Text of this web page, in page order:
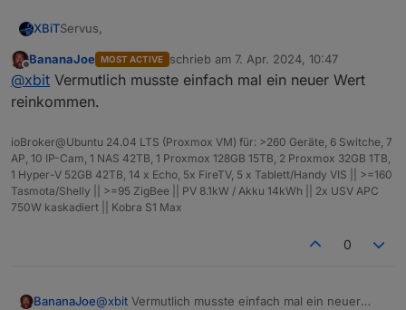
XBiTServus,
die Nacht habe ich einen Fehler bei einen Wert:
Nach neustart vom Adapter kommt folgende Meldung:
sourceanalytix.0
2024-04-07 09:48:25.348	error	Initialization of
2024-04-07 09:48:25.348	error	Cannot handle
Offline
BananaJoe MOST ACTIVE schrieb am 7. Apr. 2024, 10:47
zuletzt editiert von
@xbit Vermutlich musste einfach mal ein neuer Wert
reinkommen.
ioBroker@Ubuntu 24.04 LTS (Proxmox VM) für: >260 Geräte, 6 Switche, 7
AP, 10 IP-Cam, 1 NAS 42TB, 1 Proxmox 128GB 15TB, 2 Proxmox 32GB 1TB,
1 Hyper-V 52GB 42TB, 14 x Echo, 5x FireTV, 5 x Tablett/Handy VIS || >=160
Tasmota/Shelly || >=95 ZigBee || PV 8.1kW / Akku 14kWh || 2x USV APC
750W kaskadiert || Kobra S1 Max
0
BananaJoe@xbit Vermutlich musste einfach mal ein neuer